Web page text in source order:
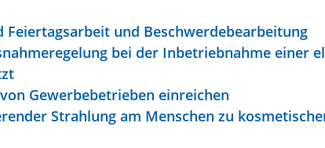
und Beschwerdebearbeitung
bei der Inbetriebnahme einer
Gewerbebetrieben einreichen
Strahlung am Menschen zu